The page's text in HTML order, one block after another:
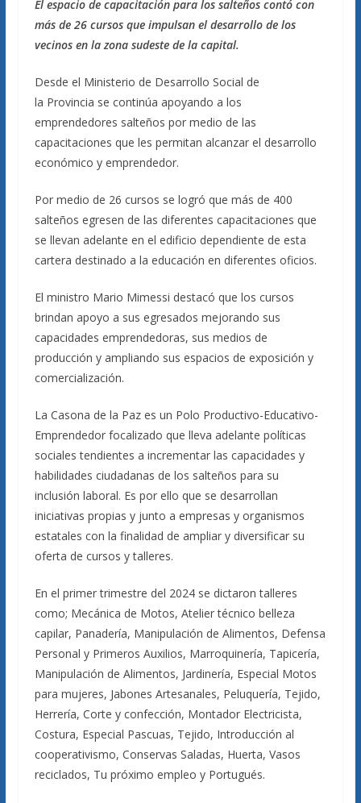
El espacio de capacitación para los salteños contó con
más de 26 cursos que impulsan el desarrollo de los
vecinos en la zona sudeste de la capital.
Desde el Ministerio de Desarrollo Social de
la Provincia se continúa apoyando a los
emprendedores salteños por medio de las
capacitaciones que les permitan alcanzar el desarrollo
económico y emprendedor.
Por medio de 26 cursos se logró que más de 400
salteños egresen de las diferentes capacitaciones que
se llevan adelante en el edificio dependiente de esta
cartera destinado a la educación en diferentes oficios.
El ministro Mario Mimessi destacó que los cursos
brindan apoyo a sus egresados mejorando sus
capacidades emprendedoras, sus medios de
producción y ampliando sus espacios de exposición y
comercialización.
La Casona de la Paz es un Polo Productivo-Educativo-
Emprendedor focalizado que lleva adelante políticas
sociales tendientes a incrementar las capacidades y
habilidades ciudadanas de los salteños para su
inclusión laboral. Es por ello que se desarrollan
iniciativas propias y junto a empresas y organismos
estatales con la finalidad de ampliar y diversificar su
oferta de cursos y talleres.
En el primer trimestre del 2024 se dictaron talleres
como; Mecánica de Motos, Atelier técnico belleza
capilar, Panadería, Manipulación de Alimentos, Defensa
Personal y Primeros Auxilios, Marroquinería, Tapicería,
Manipulación de Alimentos, Jardinería, Especial Motos
para mujeres, Jabones Artesanales, Peluquería, Tejido,
Herrería, Corte y confección, Montador Electricista,
Costura, Especial Pascuas, Tejido, Introducción al
cooperativismo, Conservas Saladas, Huerta, Vasos
reciclados, Tu próximo empleo y Portugués.